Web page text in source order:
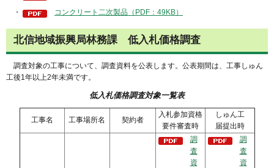
・ コンクリート二次製品（PDF：49KB）
北信地域振興局林務課 低入札価格調査
調査対象の工事について、調査資料を公表します。公表期間は、工事しゅん
工後1年以上2年未満です。
低入札価格調査対象一覧表
工事名 工事場所名 契約者
入札参加資格
要件審査時
しゅん工
届提出時
調
査
資
調
査
資